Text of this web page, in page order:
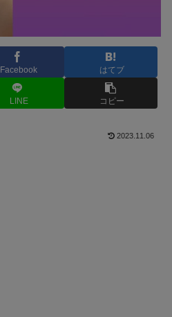
Facebook はてブ
LINE コピー
2023.11.06